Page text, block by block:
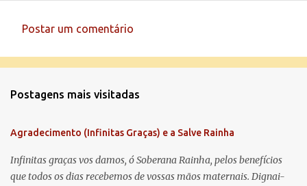
e
t
á
r
Postar um comentário
Postagens mais visitadas
Agradecimento (Infinitas Graças) e a Salve Rainha
Infinitas graças vos damos, ó Soberana Rainha, pelos benefícios
que todos os dias recebemos de vossas mãos maternais. Dignai-